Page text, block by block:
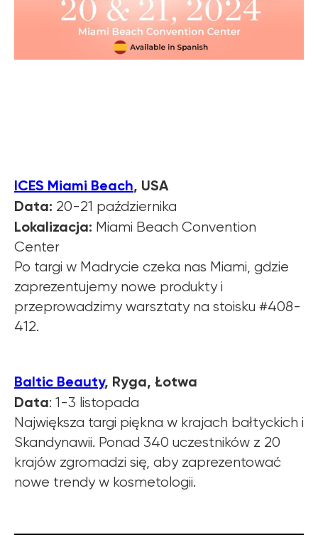
ICES Miami Beach, USA
Data: 20-21 października
Lokalizacja: Miami Beach Convention
Center
Po targi w Madrycie czeka nas Miami, gdzie
zaprezentujemy nowe produkty i
przeprowadzimy warsztaty na stoisku #408-
412.
Baltic Beauty, Ryga, Łotwa
Data: 1-3 listopada
Największa targi piękna w krajach bałtyckich i
Skandynawii. Ponad 340 uczestników z 20
krajów zgromadzi się, aby zaprezentować
nowe trendy w kosmetologii.